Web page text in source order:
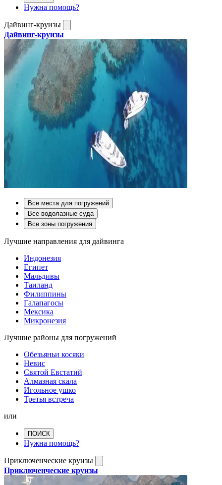
Нужна помощь?
Дайвинг-круизы
Дайвинг-круизы
Все места для погружений
Все водолазные суда
Все зоны погружения
Лучшие направления для дайвинга
Индонезия
Египет
Мальдивы
Таиланд
Филиппины
Галапагосы
Мексика
Микронезия
Лучшие районы для погружений
Обезьяньи косяки
Невис
Святой Евстатий
Алмазная скала
Игольное ушко
Третья встреча
или
ПОИСК
Нужна помощь?
Приключенческие круизы
Приключенческие круизы